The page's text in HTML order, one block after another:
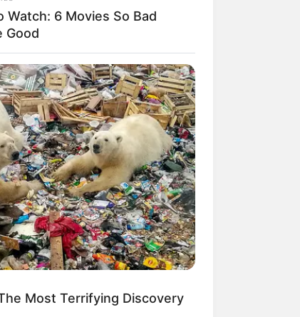
Daten als Wegpunkt zum
GPS-Daten lauten: Latitude =
auf dem Stadtplan bzw. der
Watch: 6 Movies So Bad
Good
Most Terrifying Discovery